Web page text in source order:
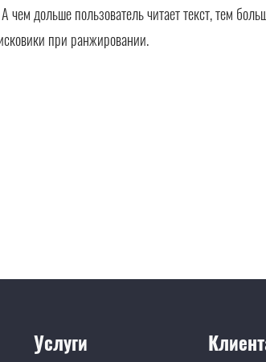
чем дольше пользователь читает текст, тем
при ранжировании.
Услуги